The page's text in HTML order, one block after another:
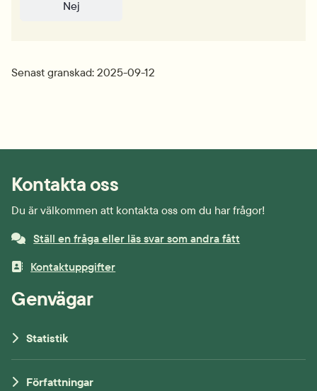
Nej
Senast granskad: 2025-09-12
Kontakta oss
Du är välkommen att kontakta oss om du har frågor!
Ställ en fråga eller läs svar som andra fått
Kontaktuppgifter
Genvägar
Statistik
Författningar